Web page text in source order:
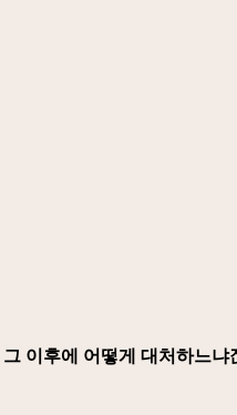
이후에 어떻게 대처하느